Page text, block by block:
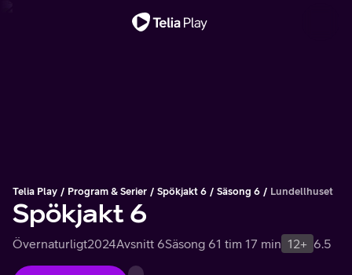
Telia Play Program & Serier Spökjakt 6 Säsong 6 Lundellhuset
Spökjakt 6
Övernaturligt2024Avsnitt 6Säsong 61 tim 17 min 12+ 6.5